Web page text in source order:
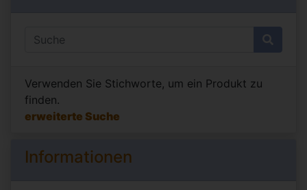
Verwenden Sie Stichworte, um ein Produkt zu
finden.
erweiterte Suche
Informationen